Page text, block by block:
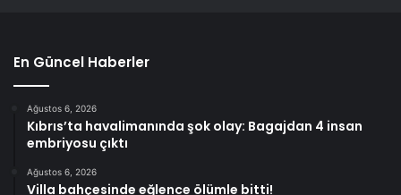
En Güncel Haberler
Ağustos 6, 2026
Kıbrıs’ta havalimanında şok olay: Bagajdan 4 insan
embriyosu çıktı
Ağustos 6, 2026
Villa bahçesinde eğlence ölümle bitti!